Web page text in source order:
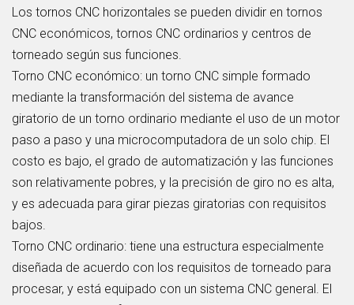
Los tornos CNC horizontales se pueden dividir en tornos
CNC económicos, tornos CNC ordinarios y centros de
torneado según sus funciones.
Torno CNC económico: un torno CNC simple formado
mediante la transformación del sistema de avance
giratorio de un torno ordinario mediante el uso de un motor
paso a paso y una microcomputadora de un solo chip. El
costo es bajo, el grado de automatización y las funciones
son relativamente pobres, y la precisión de giro no es alta,
y es adecuada para girar piezas giratorias con requisitos
bajos.
Torno CNC ordinario: tiene una estructura especialmente
diseñada de acuerdo con los requisitos de torneado para
procesar, y está equipado con un sistema CNC general. El